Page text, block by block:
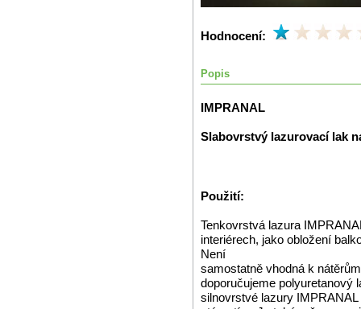
Hodnocení:
Popis
IMPRANAL
Slabovrstvý lazurovací lak
Použití:
Tenkovrstvá lazura
interiérech, jako obložení
Není
samostatně vhodná k
doporučujeme polyuretanový
silnovrstvé lazury